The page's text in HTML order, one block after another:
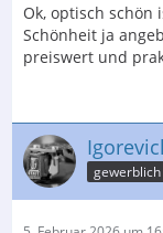
Ok, optisch
Schönheit ja
preiswert und
gewerblich